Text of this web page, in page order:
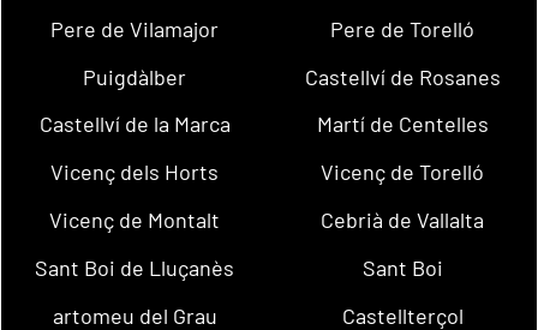
Pere de Vilamajor
Pere de Torelló
Puigdàlber
Castellví de Rosanes
Castellví de la Marca
Martí de Centelles
Vicenç dels Horts
Vicenç de Torelló
Vicenç de Montalt
Cebrià de Vallalta
Sant Boi de Lluçanès
Sant Boi
artomeu del Grau
Castellterçol